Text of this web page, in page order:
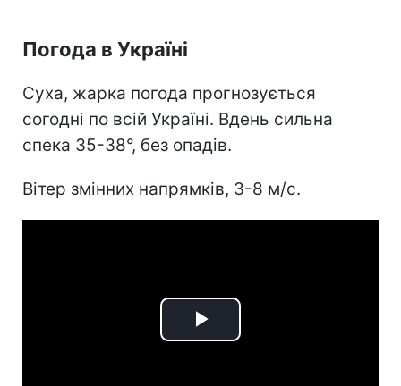
Погода в Україні
Суха, жарка погода прогнозується
согодні по всій Україні. Вдень сильна
спека 35-38°, без опадів.
Вітер змінних напрямків, 3-8 м/с.
Play